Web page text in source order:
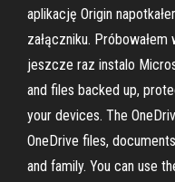
aplikację Origin
załączniku.
jeszcze raz instalo
and files backed up,
your devices. The
OneDrive files,
and family. You can use